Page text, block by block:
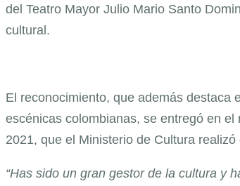
del Teatro Mayor Julio Mario Santo
cultural.
El reconocimiento, que además destaca
escénicas colombianas, se entregó en
2021, que el Ministerio de Cultura
“Has sido un gran gestor de la cultura y